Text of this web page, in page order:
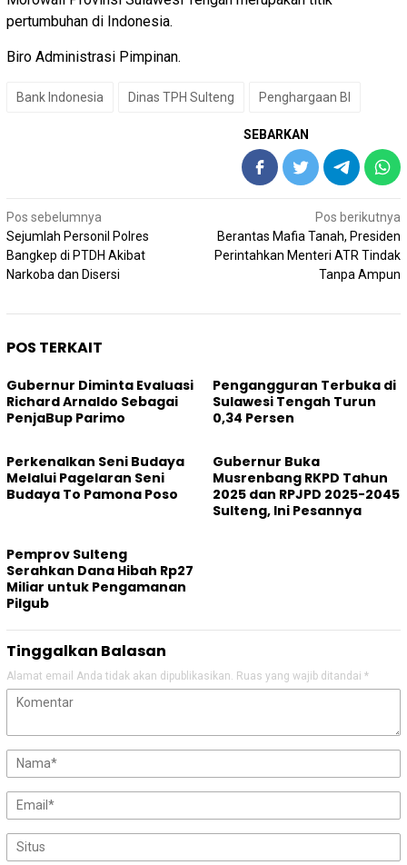
pertumbuhan di Indonesia.
Biro Administrasi Pimpinan.
Bank Indonesia Dinas TPH Sulteng Penghargaan BI
SEBARKAN
Navigasi
pos
Pos sebelumnya
Sejumlah Personil Polres
Bangkep di PTDH Akibat
Narkoba dan Disersi
Pos berikutnya
Berantas Mafia Tanah, Presiden
Perintahkan Menteri ATR Tindak
Tanpa Ampun
POS TERKAIT
Gubernur Diminta Evaluasi
Richard Arnaldo Sebagai
PenjaBup Parimo
Pengangguran Terbuka di
Sulawesi Tengah Turun
0,34 Persen
Perkenalkan Seni Budaya
Melalui Pagelaran Seni
Budaya To Pamona Poso
Gubernur Buka
Musrenbang RKPD Tahun
2025 dan RPJPD 2025-2045
Sulteng, Ini Pesannya
Pemprov Sulteng
Serahkan Dana Hibah Rp27
Miliar untuk Pengamanan
Pilgub
Tinggalkan Balasan
Alamat email Anda tidak akan dipublikasikan. Ruas yang wajib ditandai *